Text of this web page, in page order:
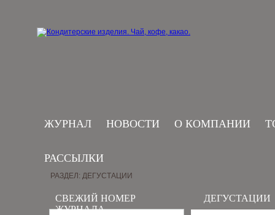
ЖУРНАЛ НОВОСТИ О КОМПАНИИ
РАССЫЛКИ
СВЕЖИЙ НОМЕР
ЖУРНАЛА
РАЗДЕЛ: ДЕГУСТАЦИИ
ДЕГУСТАЦИИ